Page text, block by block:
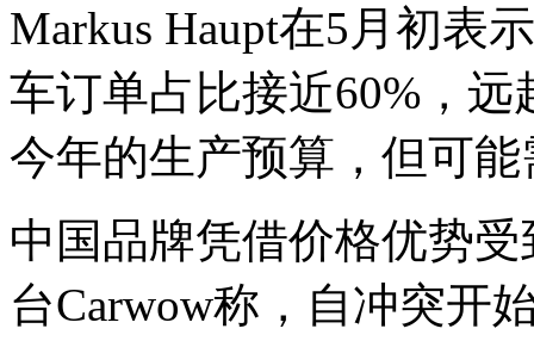
Markus Haupt在5月初表
车订单占比接近60%，远
今年的生产预算，但可
中国品牌凭借价格优势
台Carwow称，自冲突开